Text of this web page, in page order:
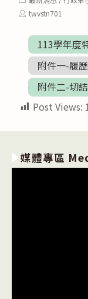
category:
Posttwvstn701
113學年度
附件一-履
附件二-切
Post Views:
媒體專區